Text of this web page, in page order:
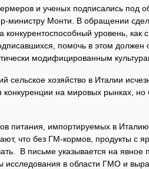
и ученых подписались под
министру Монти. В обращении
конкурентоспособный уровень, как
помочь в этом должен
модифицированным
сельское хозяйство в Италии
конкуренции на мировых рынках,
питания, импортируемых в
что без ГМ-кормов, продукты с
В письме указывается на
исследования в области ГМО и